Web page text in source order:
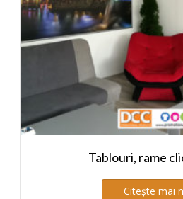
Tablouri, rame
Citește mai